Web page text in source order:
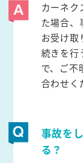
カーネク
た場合、
お受け取
続きを行
で、ご不
合わせく
事故を
る？